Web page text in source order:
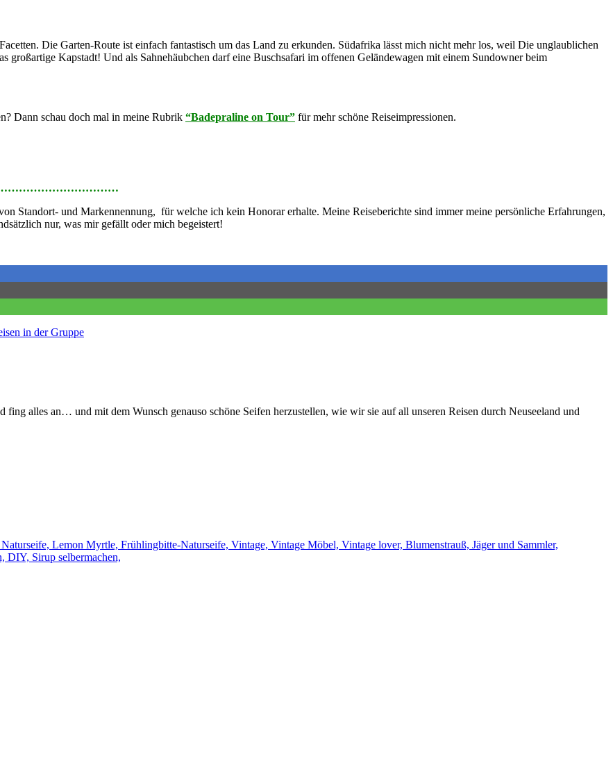
Die Garten-Route ist einfach fantastisch um das Land zu erkunden. Südafrika lässt mich nicht mehr los, weil Die unglaublichen
Kapstadt! Und als Sahnehäubchen darf eine Buschsafari im offenen Geländewagen mit einem Sundowner beim
Dann schau doch mal in meine Rubrik “Badepraline on Tour” für mehr schöne Reiseimpressionen.
Standort- und Markennennung, für welche ich kein Honorar erhalte. Meine Reiseberichte sind immer meine persönliche Erfahrungen,
nur, was mir gefällt oder mich begeistert!
in der Gruppe
alles an… und mit dem Wunsch genauso schöne Seifen herzustellen, wie wir sie auf all unseren Reisen durch Neuseeland und